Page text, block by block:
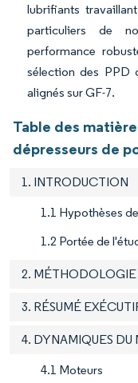
lubrifiants
particuliers de
performance
sélection des PPD
alignés sur GF-7.
Table des
dépresseurs de
1. INTRODUCTION
1.1 Hypothèses
1.2 Portée de
2.
3. RÉSUMÉ
4. DYNAMIQUES DU
4.1 Moteurs